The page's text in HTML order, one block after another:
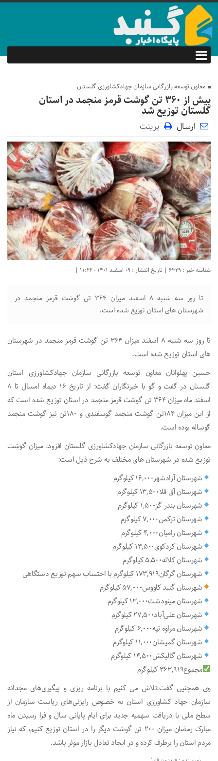
معاون توسعه بازرگانی سازمان جهادکشاورزی گلستان
بیش از ۳۶۰ تن گوشت قرمز منجمد در استان
گلستان توزیع شد
ارسال پرینت
شناسه خبر : 6329 | تاریخ انتشار : 09 اسفند 1401 - 11:22 |
تا روز سه شنبه ۸ اسفند میزان ۳۶۴ تن گوشت قرمز منجمد در
شهرستان های استان توزیع شده است.
تا روز سه شنبه ۸ اسفند میزان ۳۶۴ تن گوشت قرمز منجمد در شهرستان
های استان توزیع شده است.
حسین پهلوانان معاون توسعه بازرگانی سازمان جهادکشاورزی استان
گلستان در گفت و گو با خبرنگاران گفت: از تاریخ ۱۶ دیماه امسال تا ۸
اسفند ماه میزان ۳۶۴ تن گوشت قرمز منجمد در استان توزیع شده است که
از این میزان ۱۸۴تن گوشت منجمد گوسفندی و ۱۸۰تن نیز گوشت منجمد
گوساله بوده است.
معاون توسعه بازرگانی سازمان جهادکشاورزی گلستان افزود: میزان گوشت
توزیع شده در شهرستان های مختلف به شرح ذیل است:
شهرستان آزادشهر16,000 کیلوگرم
شهرستان آق قلا13,500 کیلوگرم
شهرستان بندر گز1,500 کیلوگرم
شهرستان ترکمن7,000 کیلوگرم
شهرستان رامیان4,000 کیلوگرم
شهرستان کردکوی13,500 کیلوگرم
شهرستان کلاله5,500 کیلوگرم
شهرستان گرگان173,919 کیلوگرم با احتساب سهم توزیع دستگاهی
شهرستان گنبد کاووس57,000 کیلوگرم
شهرستان مینودشت13,000 کیلوگرم
شهرستان علی‌آباد27,500 کیلوگرم
شهرستان مراوه تپه6,000 کیلوگرم
شهرستان گمیشان11,000 کیلوگرم
شهرستان گالیکش14,500 کیلوگرم
مجموع363,919 کیلوگرم
وی همچنین گفت:تلاش می کنیم با برنامه ریزی و پیگیری‌های مجدانه
سازمان جهاد کشاورزی استان به خصوص رایزنی‌های ریاست سازمان از
سطح ملی با دریافت سهمیه جدید برای ایام پایانی سال و فرا رسیدن ماه
مبارک رمضان میزان ۲۰۰ تن گوشت دیگر را در استان توزیع کنیم، که نیاز
مردم استان را برطرف کرده و در ایجاد تعادل بازار موثر باشد.